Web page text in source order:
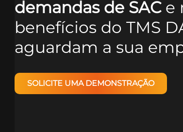
demandas de SACe
benefícios do TMS
aguardam a sua
SOLICITE UMA DEMONSTRAÇÃO